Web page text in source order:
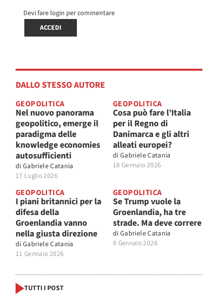
Devi fare login per commentare
ACCEDI
DALLO STESSO AUTORE
GEOPOLITICA
Nel nuovo panorama
geopolitico, emerge il
paradigma delle
knowledge economies
autosufficienti
di Gabriele Catania
17 Luglio 2026
GEOPOLITICA
Cosa può fare l’Italia
per il Regno di
Danimarca e gli altri
alleati europei?
di Gabriele Catania
18 Gennaio 2026
GEOPOLITICA
I piani britannici per la
difesa della
Groenlandia vanno
nella giusta direzione
di Gabriele Catania
11 Gennaio 2026
GEOPOLITICA
Se Trump vuole la
Groenlandia, ha tre
strade. Ma deve correre
di Gabriele Catania
9 Gennaio 2026
TUTTI I POST